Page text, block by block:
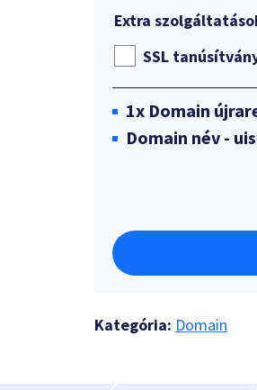
Extra
SSL
1x Domain
Domain név -
Kategória: Domain